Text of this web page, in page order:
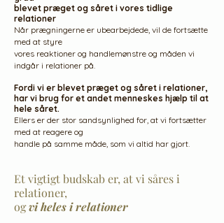
blevet præget og såret i vores tidlige
relationer
Når prægningerne er ubearbejdede, vil de fortsætte
med at styre
vores reaktioner og handlemønstre og måden vi
indgår i relationer på.
Fordi vi er blevet præget og såret i relationer,
har vi brug for et andet menneskes hjælp til at
hele såret.
Ellers er der stor sandsynlighed for, at vi fortsætter
med at reagere og
handle på samme måde, som vi altid har gjort.
Et vigtigt budskab er, at vi såres i
relationer,
ogvi heles i relationer